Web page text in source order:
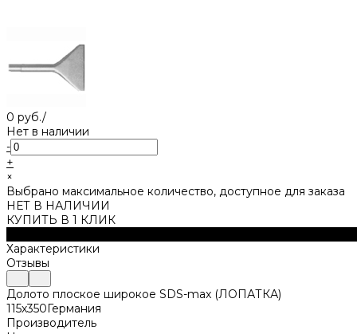
0 руб./
Нет в наличии
-
+
×
Выбрано максимальное количество, доступное для заказа
НЕТ В НАЛИЧИИ
КУПИТЬ В 1 КЛИК
Характеристики
Отзывы
Долото плоское широкое SDS-max (ЛОПАТКА)
115х350Германия
Производитель